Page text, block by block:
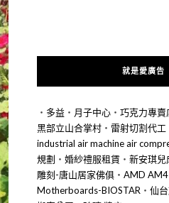
就是愛廣告
‧ 多益 ‧ 月子中心 ‧ 巧克力專賣
黑部立山合掌村 ‧ 雷射切割代工
industrial air machine air
規劃 ‧ 婚紗禮服租賃 ‧ 新安琪兒
雕刻-唐山居家佛俱 ‧ AMD
Motherboards-BIOSTAR ‧ 仙